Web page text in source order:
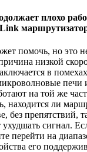
плохо
помочь, но это
низкой
в
печи
на той же
находится ли
без препятствий,
сигнал.
перейти на
его